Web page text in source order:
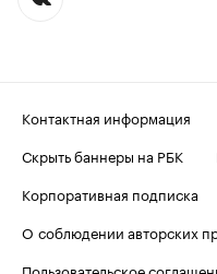
Контактная информация
Скрыть баннеры на РБК
Корпоративная подписка
О соблюдении авторских
Пользовательское